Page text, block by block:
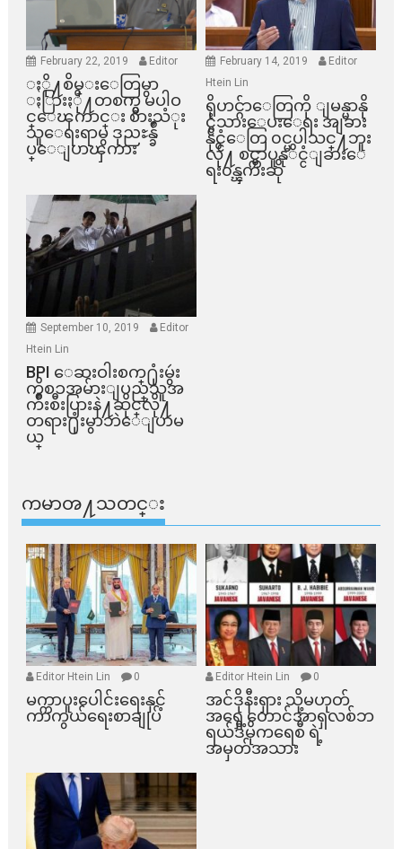
February 22, 2019 Editor
ႏို႔စိမ္းေတြမွာ
ႏြားႏို႔တစက္မွ မပါဝ
င္ေၾကာင္း စားသံုး
သူေရးရာမွ ဒုညႊန္ခ်ဳ
ပ္ေျပာၾကား
February 14, 2019
Editor
Htein Lin
ရိုဟင္ဂ်ာေတြကို ျမန္မာနို
င္ငံသားေပးေရး အျခား
နိုင္ငံေတြ ၀င္မပါသင္႔ဘူး
လို႔ စင္ကာပူနုိင္ငံျခားေ
ရး၀န္ၾကီးဆို
September 10, 2019
Editor
Htein Lin
BPI ​ေဆးဝါးစက္​႐ုံးမွဴး
ကိစၥအမ်ားျပည္​သူအ
က်ိဳးစီးပြားနဲ႔ဆိုင္​လို႔
တရား႐ုံးမွာဘဲေျပာမ
ယ္​
ကမာၻ႔သတင္း
Editor Htein Lin 0
မက္ကာပူးပေါင်းရေးနှင့်
ကာကွယ်ရေးစာချုပ်
Editor Htein Lin 0
အင်ဒိုနီးရှား သို့မဟုတ်
အရှေ့တောင်အာရှလစ်ဘ
ရယ်ဒီမိုကရေစီ ရဲ့
အမှတ်အသား